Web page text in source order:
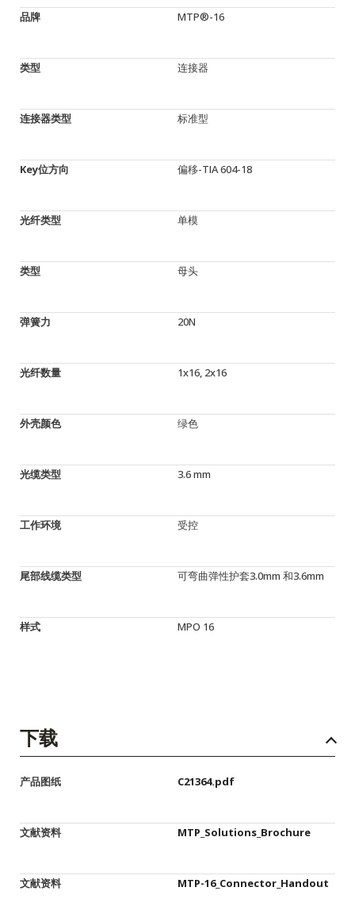
品牌 MTP®-16
类型 连接器
连接器类型 标准型
Key位方向 偏移-TIA 604-18
光纤类型 单模
类型 母头
弹簧力 20N
光纤数量 1x16, 2x16
外壳颜色 绿色
光缆类型 3.6 mm
工作环境 受控
尾部线缆类型 可弯曲弹性护套3.0mm 和3.6mm
样式 MPO 16
下载
产品图纸 C21364.pdf
文献资料 MTP_Solutions_Brochure
文献资料 MTP-16_Connector_Handout